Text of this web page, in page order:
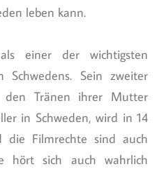
leben kann.
einer der wichtigsten
Schwedens. Sein zweiter
den Tränen ihrer Mutter
in Schweden, wird in 14
die Filmrechte sind auch
hört sich auch wahrlich